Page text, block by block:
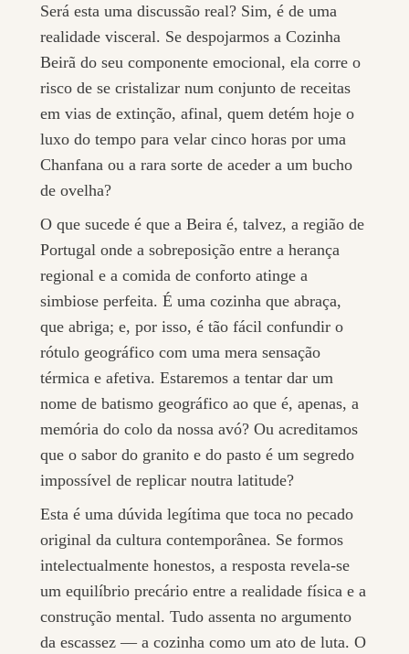
Será esta uma discussão real? Sim, é de uma
realidade visceral. Se despojarmos a Cozinha
Beirã do seu componente emocional, ela corre o
risco de se cristalizar num conjunto de receitas
em vias de extinção, afinal, quem detém hoje o
luxo do tempo para velar cinco horas por uma
Chanfana ou a rara sorte de aceder a um bucho
de ovelha?
O que sucede é que a Beira é, talvez, a região de
Portugal onde a sobreposição entre a herança
regional e a comida de conforto atinge a
simbiose perfeita. É uma cozinha que abraça,
que abriga; e, por isso, é tão fácil confundir o
rótulo geográfico com uma mera sensação
térmica e afetiva. Estaremos a tentar dar um
nome de batismo geográfico ao que é, apenas, a
memória do colo da nossa avó? Ou acreditamos
que o sabor do granito e do pasto é um segredo
impossível de replicar noutra latitude?
Esta é uma dúvida legítima que toca no pecado
original da cultura contemporânea. Se formos
intelectualmente honestos, a resposta revela-se
um equilíbrio precário entre a realidade física e a
construção mental. Tudo assenta no argumento
da escassez — a cozinha como um ato de luta. O